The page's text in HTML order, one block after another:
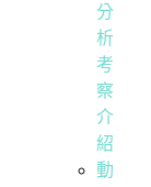
分
析
考
察
介
紹
動